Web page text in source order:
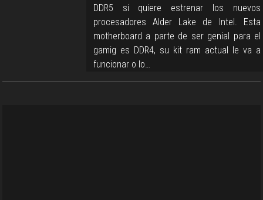
DDR5 si quiere estrenar los nuevos
procesadores Alder Lake de Intel. Esta
motherboard a parte de ser genial para el
gamig es DDR4, su kit ram actual le va a
funcionar o lo…